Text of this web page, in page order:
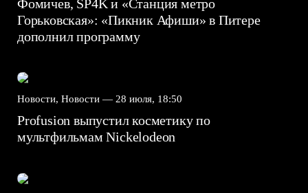
Фомичев, SP4K и «Станция метро
Горьковская»: «Пикник Афиши» в Питере
дополнил программу
Новости, Новости — 28 июля, 18:50
Profusion выпустил косметику по
мультфильмам Nickelodeon